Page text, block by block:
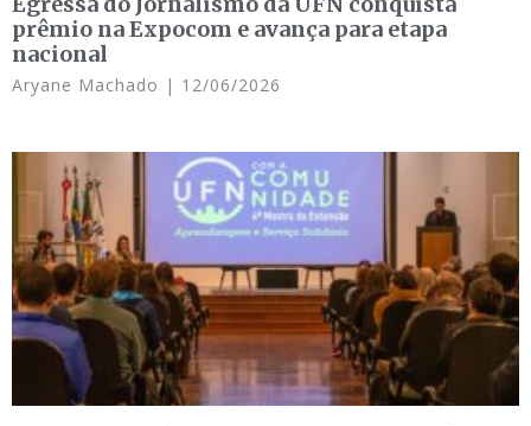
prêmio na Expocom e avança para etapa
nacional
Aryane Machado 12/06/2026